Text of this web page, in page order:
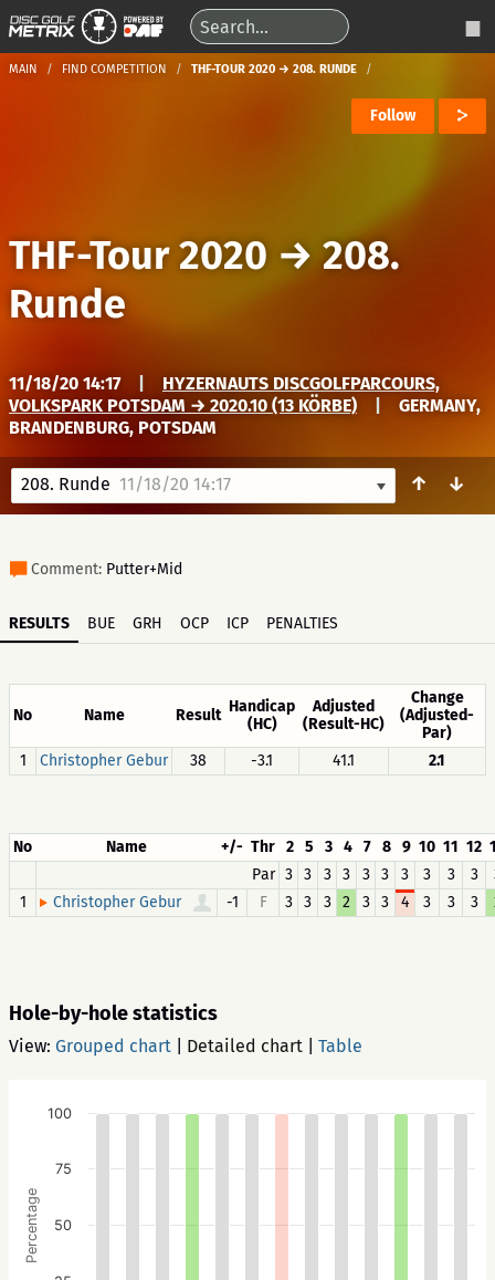
MAIN FIND COMPETITION THF-TOUR 2020 → 208. RUNDE
Follow
THF-Tour 2020 →208.
Runde
11/18/20 14:17
HYZERNAUTS DISCGOLFPARCOURS,
VOLKSPARK POTSDAM → 2020.10 (13 KÖRBE)
GERMANY,
BRANDENBURG, POTSDAM
208. Runde 11/18/20 14:17 ↑ ↓
Comment: Putter+Mid
RESULTS BUE GRH OCP ICP PENALTIES
No Name Result Handicap
(HC)
Adjusted
(Result-HC)
Change
(Adjusted-
Par)
1
Christopher Gebur 38 -3.1 41.1 2.1
No Name +/- Thr 2 5 3 4 7 8 9 10 11 12
Par 3 3 3 3 3 3 3 3 3 3
1
Christopher Gebur -1 F 3 3 3 2 3 3 4 3 3 3
Hole-by-hole statistics
View: Grouped chart Detailed chart Table
Percentage 50
75
100